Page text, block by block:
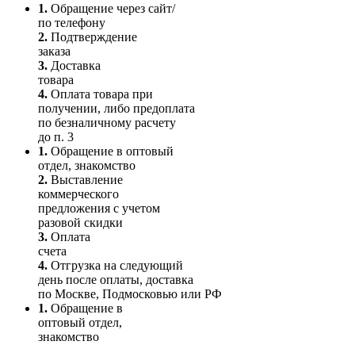
1. Обращение через сайт/
по телефону
2. Подтверждение
заказа
3. Доставка
товара
4. Оплата товара при
получении, либо предоплата
по безналичному расчету
до п. 3
1. Обращение в оптовый
отдел, знакомство
2. Выставление
коммерческого
предложения с учетом
разовой скидки
3. Оплата
счета
4. Отгрузка на следующий
день после оплаты, доставка
по Москве, Подмосковью или РФ
1. Обращение в
оптовый отдел,
знакомство